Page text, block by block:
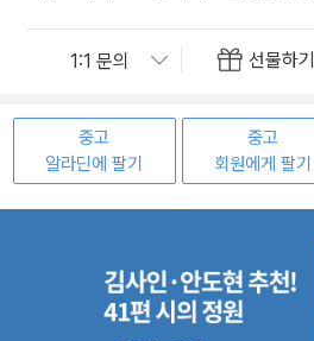
선물하기
중고
알라딘에 팔기
중고
회원에게 팔기